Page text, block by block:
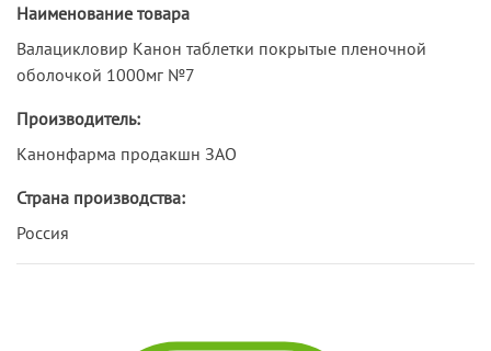
Наименование товара
Валацикловир Канон таблетки покрытые пленочной
оболочкой 1000мг №7
Производитель:
Канонфарма продакшн ЗАО
Страна производства:
Россия